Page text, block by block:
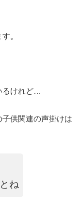
。
るけれど…
供関連の声掛けは
ね